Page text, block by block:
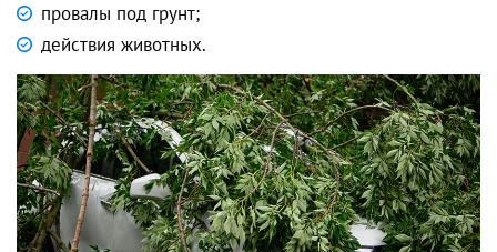
провалы под грунт;
действия животных.